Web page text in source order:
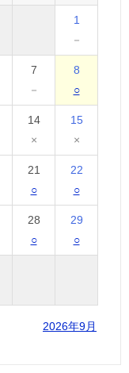
1
－
7
－
8
○
14
×
15
×
21
○
22
○
28
○
29
○
2026年9月